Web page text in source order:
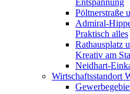
Pöltnerstraße
Admiral-
Praktisch alles
Rathausplatz
Kreativ am
Neidhart-
Wirtschaftsstandort